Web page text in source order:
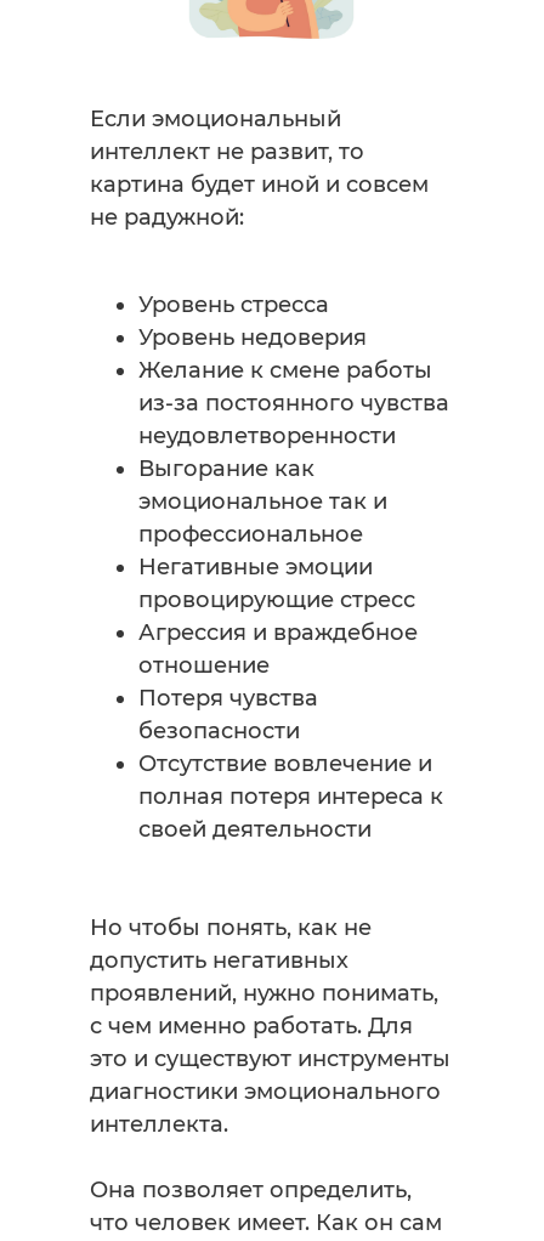
Если эмоциональный
интеллект не развит, то
картина будет иной и совсем
не радужной:
Уровень стресса
Уровень недоверия
Желание к смене работы
из-за постоянного чувства
неудовлетворенности
Выгорание как
эмоциональное так и
профессиональное
Негативные эмоции
провоцирующие стресс
Агрессия и враждебное
отношение
Потеря чувства
безопасности
Отсутствие вовлечение и
полная потеря интереса к
своей деятельности
Но чтобы понять, как не
допустить негативных
проявлений, нужно понимать,
с чем именно работать. Для
это и существуют инструменты
диагностики эмоционального
интеллекта.
Она позволяет определить,
что человек имеет. Как он сам